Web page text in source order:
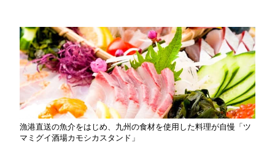
漁港直送の魚介をはじめ、九州の食材を使用した料理が自慢「ツ
マミグイ酒場カモシカスタンド」